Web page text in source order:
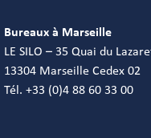
Bureaux à Marseille
LE SILO – 35 Quai du
13304 Marseille Cedex 02
Tél. +33 (0)4 88 60 33 00